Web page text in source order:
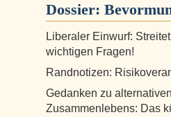
Dossier:
Liberaler Einwurf:
wichtigen Fragen!
Randnotizen:
Gedanken zu
Zusammenlebens: Das